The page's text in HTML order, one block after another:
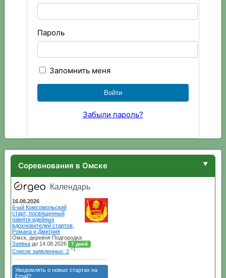
Пароль
Запомнить меня
Забыли пароль?
Соревнования в Омске